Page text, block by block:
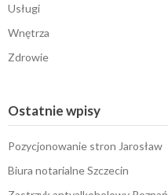
Usługi
Wnętrza
Zdrowie
Ostatnie wpisy
Pozycjonowanie stron Jarosław
Biura notarialne Szczecin